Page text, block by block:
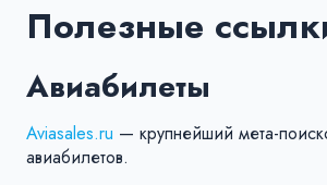
Полезные
Авиабилеты
Aviasales.ru — крупнейший мета-
авиабилетов.